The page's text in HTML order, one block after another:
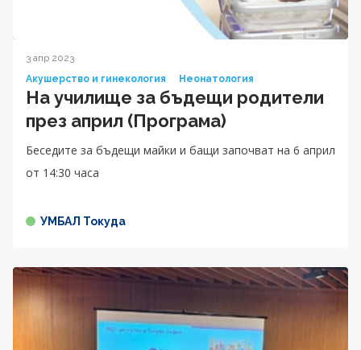
3 апр 2023
Акушерство и гинекология
Неонатология
На училище за бъдещи родители
през април (Програма)
Беседите за бъдещи майки и бащи започват на 6 април
от 14:30 часа
УМБАЛ Токуда